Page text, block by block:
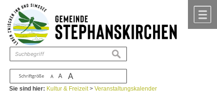
Zum Inhalt ,zur Navigation
Schriftgröße A A A
suchen
Sie sind hier: Kultur & Freizeit>Veranstaltungskalender